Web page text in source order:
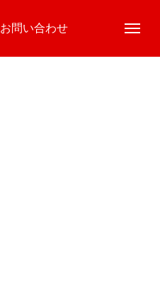
お問い合わせ